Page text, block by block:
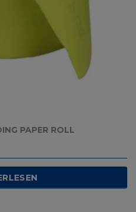
PAPER ROLL